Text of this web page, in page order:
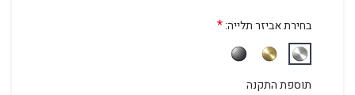
בחירת אביזר תלייה:*
תוספת התקנה